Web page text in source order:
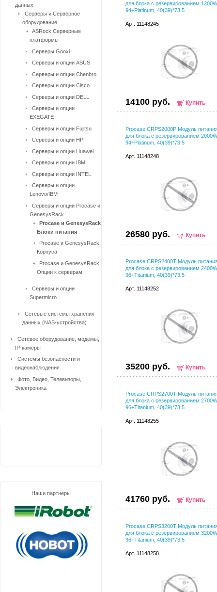
для блока с резервированием
94+Platinum, 40(39)*73.5
Арт. 11148245
14100 руб. Купить
Procase CRPS2000P Модуль
для блока с резервированием
94+Platinum, 40(39)*73.5
Арт. 11148248
26580 руб. Купить
Procase CRPS2400T Модуль
для блока с резервированием
96+Titanium, 40(39)*73.5
Арт. 11148252
35200 руб. Купить
Procase CRPS2700T Модуль
для блока с резервированием
96+Titanium, 40(39)*73.5
Арт. 11148255
41760 руб. Купить
Procase CRPS3200T Модуль
для блока с резервированием
96+Titanium, 40(39)*73.5
Арт. 11148258
данных
Серверы и Серверное
оборудование
ASRock Серверные
платформы
Серверы Gooxi
Серверы и опции ASUS
Серверы и опции Chenbro
Серверы и опции Cisco
Серверы и опции DELL
Серверы и опции
EXEGATE
Серверы и опции Fujitsu
Серверы и опции HP
Серверы и опции Huawei
Серверы и опции IBM
Серверы и опции INTEL
Серверы и опции
Lenovo/IBM
Серверы и опции Procase и
GenesysRack
Procase и GenesysRack
Блоки питания
Procase и GenesysRack
Корпуса
Procase и GenesysRack
Опции к серверам
Серверы и опции
Supermicro
Сетевые системы хранения
данных (NAS-устройства)
Сетевое оборудование, модемы,
IP-камеры
Системы безопасности и
видеонаблюдения
Фото, Видео, Телевизоры,
Электроника
Наши партнеры